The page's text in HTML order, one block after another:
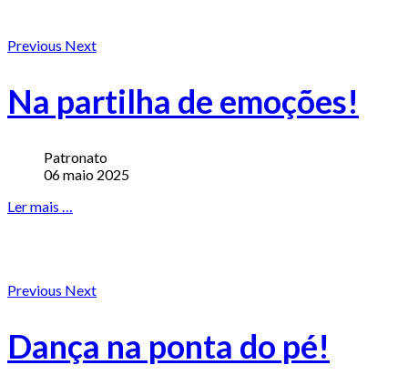
Previous Next
Na partilha de emoções!
Patronato
06 maio 2025
Ler mais …
Previous Next
Dança na ponta do pé!